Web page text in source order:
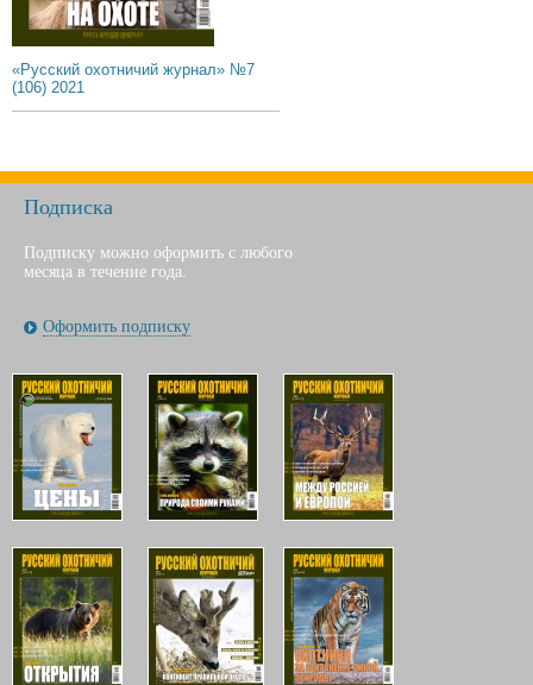
«Русский охотничий журнал» №7
(106) 2021
Подписка
Подписку можно оформить с любого
месяца в течение года.
Оформить подписку